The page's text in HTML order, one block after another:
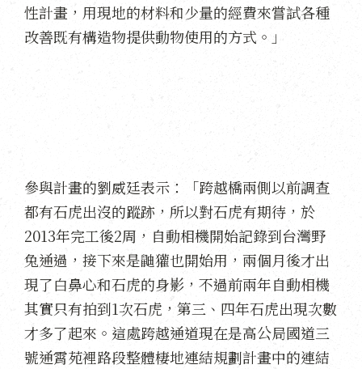
性計畫，用現地的材料和少量的經費來嘗試各種
改善既有構造物提供動物使用的方式。」
參與計畫的劉威廷表示：「跨越橋兩側以前調查
都有石虎出沒的蹤跡，所以對石虎有期待，於
2013年完工後2周，自動相機開始記錄到台灣野
兔通過，接下來是鼬獾也開始用，兩個月後才出
現了白鼻心和石虎的身影，不過前兩年自動相機
其實只有拍到1次石虎，第三、四年石虎出現次數
才多了起來。這處跨越通道現在是高公局國道三
號通霄苑裡路段整體棲地連結規劃計畫中的連結